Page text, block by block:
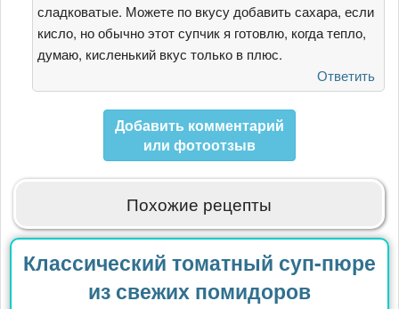
Сарычева
сладковатые. Можете по вкусу добавить сахара, если
кисло, но обычно этот супчик я готовлю, когда тепло,
думаю, кисленький вкус только в плюс.
Ответить
Добавить комментарий
или фотоотзыв
Похожие рецепты
Классический томатный суп-пюре
из свежих помидоров